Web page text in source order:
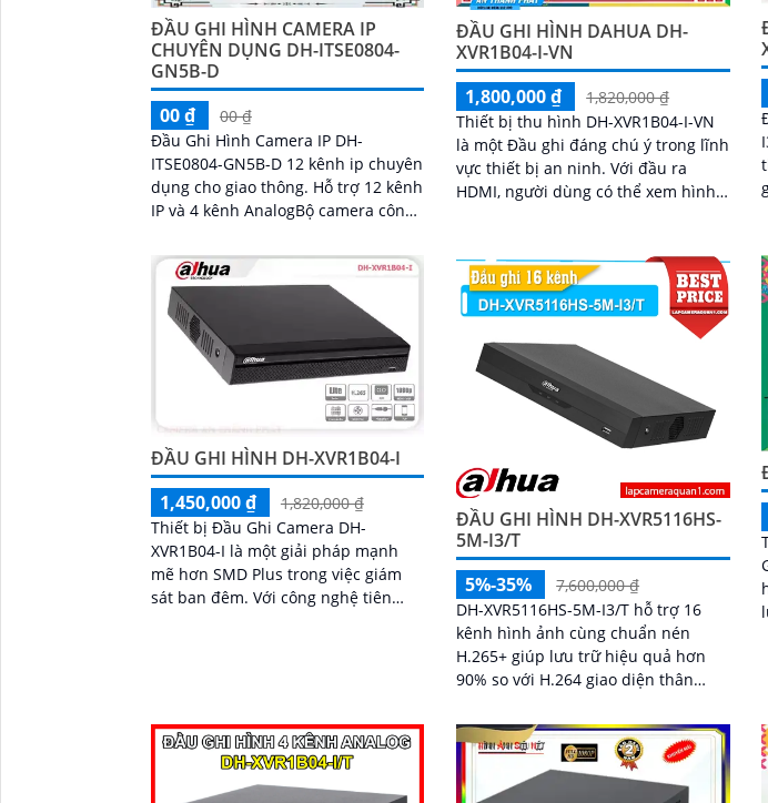
ĐẦU GHI HÌNH CAMERA IP
CHUYÊN DỤNG DH-ITSE0804-
GN5B-D
00 ₫
00 ₫
Đầu Ghi Hình Camera IP DH-
ITSE0804-GN5B-D 12 kênh ip chuyên
dụng cho giao thông. Hỗ trợ 12 kênh
IP và 4 kênh AnalogBộ camera công
đủ nhu cầu giám sát của bạn với giá
cả rất hấp dẫn
ĐẦU GHI HÌNH DAHUA DH-
XVR1B04-I-VN
1,800,000 ₫
1,820,000 ₫
Thiết bị thu hình DH-XVR1B04-I-VN
là một Đầu ghi đáng chú ý trong lĩnh
vực thiết bị an ninh. Với đầu ra
HDMI, người dùng có thể xem hình
ĐẦU GHI HÌNH DH-XVR1B04-I
1,450,000 ₫
1,820,000 ₫
Thiết bị Đầu Ghi Camera DH-
XVR1B04-I là một giải pháp mạnh
mẽ hơn SMD Plus trong việc giám
sát ban đêm. Với công nghệ tiên
ĐẦU GHI HÌNH DH-XVR5116HS-
5M-I3/T
5%-35%
7,600,000 ₫
DH-XVR5116HS-5M-I3/T hỗ trợ 16
kênh hình ảnh cùng chuẩn nén
H.265+ giúp lưu trữ hiệu quả hơn
90% so với H.264 giao diện thân
xuất 1080p khả...